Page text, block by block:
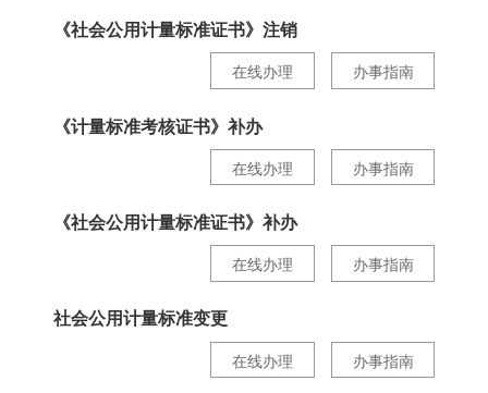
《社会公用计量标准证书》注销
办事指南
在线办理
《计量标准考核证书》补办
办事指南
在线办理
《社会公用计量标准证书》补办
办事指南
在线办理
社会公用计量标准变更
办事指南
在线办理